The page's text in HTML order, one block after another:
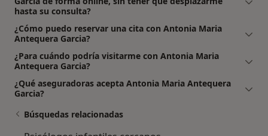
hasta su consulta?
¿Cómo puedo reservar una cita con Antonia Maria
Antequera Garcia?
¿Para cuándo podría visitarme con Antonia Maria
Antequera Garcia?
¿Qué aseguradoras acepta Antonia Maria Antequera
Garcia?
Búsquedas relacionadas